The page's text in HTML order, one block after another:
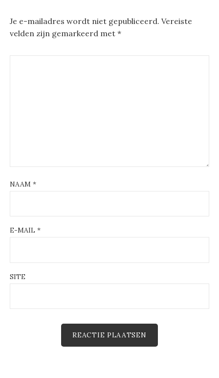
Je e-mailadres wordt niet gepubliceerd. Vereiste
velden zijn gemarkeerd met *
NAAM *
E-MAIL *
SITE